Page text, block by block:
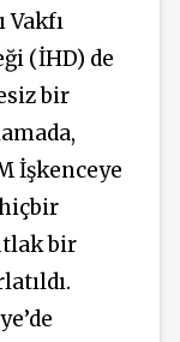
Vakfı
(İHD) de
bir
İşkenceye
bir